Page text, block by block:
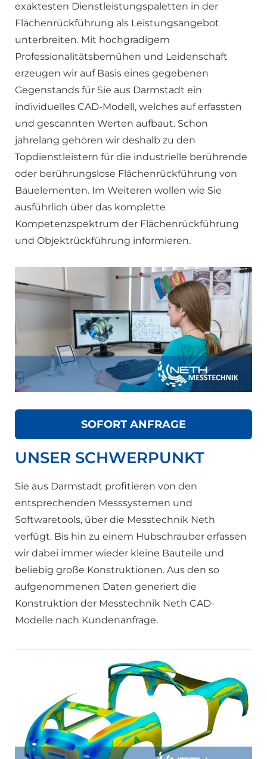
exaktesten Dienstleistungspaletten in der
Flächenrückführung als Leistungsangebot
unterbreiten. Mit hochgradigem
Professionalitätsbemühen und Leidenschaft
erzeugen wir auf Basis eines gegebenen
Gegenstands für Sie aus Darmstadt ein
individuelles CAD-Modell, welches auf erfassten
und gescannten Werten aufbaut. Schon
jahrelang gehören wir deshalb zu den
Topdienstleistern für die industrielle berührende
oder berührungslose Flächenrückführung von
Bauelementen. Im Weiteren wollen wie Sie
ausführlich über das komplette
Kompetenzspektrum der Flächenrückführung
und Objektrückführung informieren.
SOFORT ANFRAGE
UNSER SCHWERPUNKT
Sie aus Darmstadt profitieren von den
entsprechenden Messsystemen und
Softwaretools, über die Messtechnik Neth
verfügt. Bis hin zu einem Hubschrauber erfassen
wir dabei immer wieder kleine Bauteile und
beliebig große Konstruktionen. Aus den so
aufgenommenen Daten generiert die
Konstruktion der Messtechnik Neth CAD-
Modelle nach Kundenanfrage.